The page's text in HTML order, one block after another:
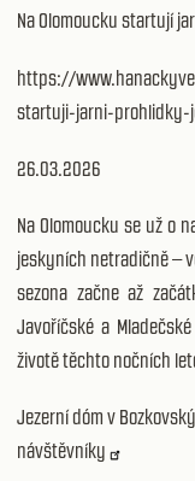
Na Olomoucku startují
https://
startuji-jarni-prohlidky-
26.03.2026
Na Olomoucku se už o
jeskyních netradičně –
sezona začne až
Javoříčské a
životě těchto nočních
Jezerní dóm v
návštěvníky